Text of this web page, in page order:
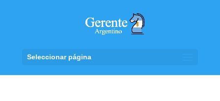
Seleccionar página